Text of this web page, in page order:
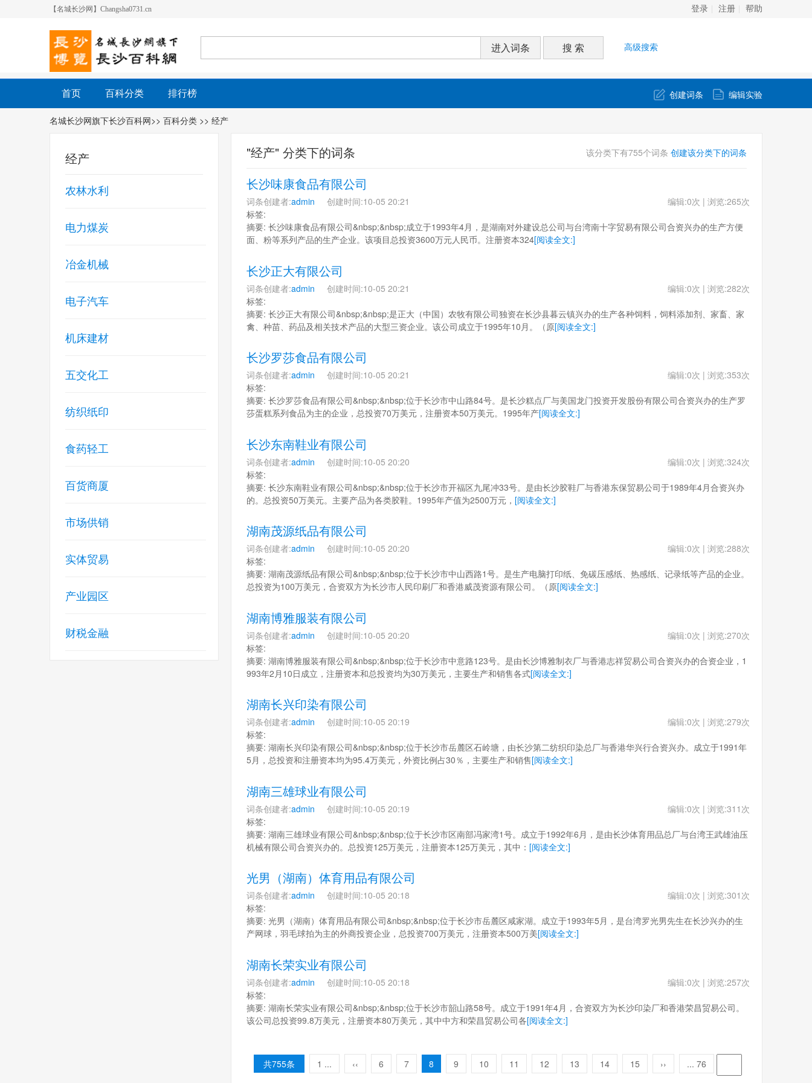
【名城长沙网】Changsha0731.cn 登录 注册 帮助
高级搜索
首页 百科分类 排行榜 创建词条 编辑实验
名城长沙网旗下长沙百科网>> 百科分类 >> 经产
该分类下有755个词条 创建该分类下的词条
"经产" 分类下的词条
长沙味康食品有限公司
编辑:0次 | 浏览:265次
词条创建者:admin 创建时间:10-05 20:21
标签:
摘要: 长沙味康食品有限公司&nbsp;&nbsp;成立于1993年4月，是湖南对外建设总公司与台湾南十字贸易有限公司合资兴办的生产方便
面、粉等系列产品的生产企业。该项目总投资3600万元人民币。注册资本324[阅读全文:]
长沙正大有限公司
编辑:0次 | 浏览:282次
词条创建者:admin 创建时间:10-05 20:21
标签:
摘要: 长沙正大有限公司&nbsp;&nbsp;是正大（中国）农牧有限公司独资在长沙县暮云镇兴办的生产各种饲料，饲料添加剂、家畜、家
禽、种苗、药品及相关技术产品的大型三资企业。该公司成立于1995年10月。（原[阅读全文:]
长沙罗莎食品有限公司
编辑:0次 | 浏览:353次
词条创建者:admin 创建时间:10-05 20:21
标签:
摘要: 长沙罗莎食品有限公司&nbsp;&nbsp;位于长沙市中山路84号。是长沙糕点厂与美国龙门投资开发股份有限公司合资兴办的生产罗
莎蛋糕系列食品为主的企业，总投资70万美元，注册资本50万美元。1995年产[阅读全文:]
长沙东南鞋业有限公司
编辑:0次 | 浏览:324次
词条创建者:admin 创建时间:10-05 20:20
标签:
摘要: 长沙东南鞋业有限公司&nbsp;&nbsp;位于长沙市开福区九尾冲33号。是由长沙胶鞋厂与香港东保贸易公司于1989年4月合资兴办
的。总投资50万美元。主要产品为各类胶鞋。1995年产值为2500万元， [阅读全文:]
湖南茂源纸品有限公司
编辑:0次 | 浏览:288次
词条创建者:admin 创建时间:10-05 20:20
标签:
摘要: 湖南茂源纸品有限公司&nbsp;&nbsp;位于长沙市中山西路1号。是生产电脑打印纸、免碳压感纸、热感纸、记录纸等产品的企业。
总投资为100万美元，合资双方为长沙市人民印刷厂和香港威茂资源有限公司。（原[阅读全文:]
湖南博雅服装有限公司
编辑:0次 | 浏览:270次
词条创建者:admin 创建时间:10-05 20:20
标签:
摘要: 湖南博雅服装有限公司&nbsp;&nbsp;位于长沙市中意路123号。是由长沙博雅制衣厂与香港志祥贸易公司合资兴办的合资企业，1
993年2月10日成立，注册资本和总投资均为30万美元，主要生产和销售各式[阅读全文:]
湖南长兴印染有限公司
编辑:0次 | 浏览:279次
词条创建者:admin 创建时间:10-05 20:19
标签:
摘要: 湖南长兴印染有限公司&nbsp;&nbsp;位于长沙市岳麓区石岭塘，由长沙第二纺织印染总厂与香港华兴行合资兴办。成立于1991年
5月，总投资和注册资本均为95.4万美元，外资比例占30％，主要生产和销售[阅读全文:]
湖南三雄球业有限公司
编辑:0次 | 浏览:311次
词条创建者:admin 创建时间:10-05 20:19
标签:
摘要: 湖南三雄球业有限公司&nbsp;&nbsp;位于长沙市区南部冯家湾1号。成立于1992年6月，是由长沙体育用品总厂与台湾王武雄油压
机械有限公司合资兴办的。总投资125万美元，注册资本125万美元，其中： [阅读全文:]
光男（湖南）体育用品有限公司
编辑:0次 | 浏览:301次
词条创建者:admin 创建时间:10-05 20:18
标签:
摘要: 光男（湖南）体育用品有限公司&nbsp;&nbsp;位于长沙市岳麓区咸家湖。成立于1993年5月，是台湾罗光男先生在长沙兴办的生
产网球，羽毛球拍为主的外商投资企业，总投资700万美元，注册资本500万美[阅读全文:]
湖南长荣实业有限公司
编辑:0次 | 浏览:257次
词条创建者:admin 创建时间:10-05 20:18
标签:
摘要: 湖南长荣实业有限公司&nbsp;&nbsp;位于长沙市韶山路58号。成立于1991年4月，合资双方为长沙印染厂和香港荣昌贸易公司。
该公司总投资99.8万美元，注册资本80万美元，其中中方和荣昌贸易公司各[阅读全文:]
共755条 1 ... ‹‹ 6 7 8 9 10 11 12 13 14 15 ›› ... 76
经产
农林水利
电力煤炭
冶金机械
电子汽车
机床建材
五交化工
纺织纸印
食药轻工
百货商厦
市场供销
实体贸易
产业园区
财税金融